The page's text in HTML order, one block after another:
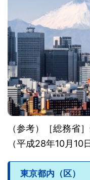
（参考）［総務省
（平成28年10月10
東京都内（区）